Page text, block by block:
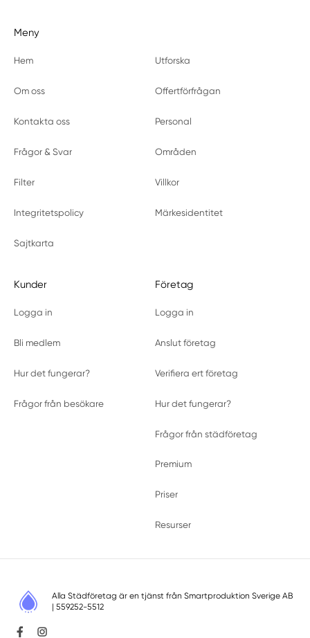
Meny
Hem Utforska
Om oss Offertförfrågan
Kontakta oss Personal
Frågor & Svar Områden
Filter Villkor
Integritetspolicy Märkesidentitet
Sajtkarta
Kunder
Logga in
Bli medlem
Hur det fungerar?
Frågor från besökare
Företag
Logga in
Anslut företag
Verifiera ert företag
Hur det fungerar?
Frågor från städföretag
Premium
Priser
Resurser
Alla Städföretag är en tjänst från Smartproduktion Sverige AB
| 559252-5512